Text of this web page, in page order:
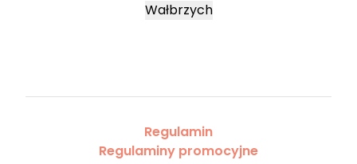
Wałbrzych
Regulamin
Regulaminy promocyjne